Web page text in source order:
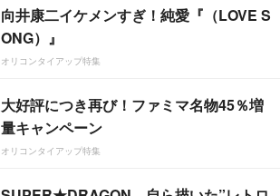
向井康二イケメンすぎ！純愛『（LOVE S
ONG）』
オリコンタイアップ特集
大好評につき再び！ファミマ名物45％増
量キャンペーン
オリコンタイアップ特集